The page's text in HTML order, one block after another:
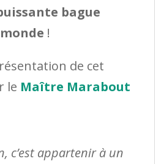
bague
!
de cet
le Maître Marabout
c’est appartenir à un